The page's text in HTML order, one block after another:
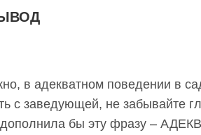
в адекватном поведении в
с заведующей, не забывайте
дополнила бы эту фразу –